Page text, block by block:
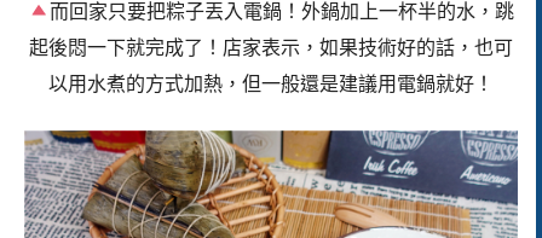
而回家只要把粽子丟入電鍋！外鍋加上一杯半的水，跳
起後悶一下就完成了！店家表示，如果技術好的話，也可
以用水煮的方式加熱，但一般還是建議用電鍋就好！